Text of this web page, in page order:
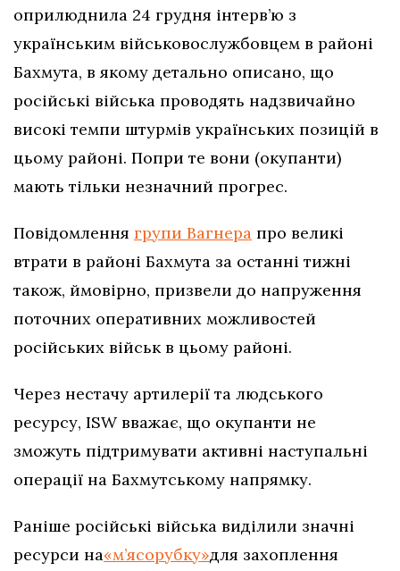
оприлюднила 24 грудня інтерв’ю з
українським військовослужбовцем в районі
Бахмута, в якому детально описано, що
російські війська проводять надзвичайно
високі темпи штурмів українських позицій в
цьому районі. Попри те вони (окупанти)
мають тільки незначний прогрес.
Повідомлення групи Вагнера про великі
втрати в районі Бахмута за останні тижні
також, ймовірно, призвели до напруження
поточних оперативних можливостей
російських військ в цьому районі.
Через нестачу артилерії та людського
ресурсу, ISW вважає, що окупанти не
зможуть підтримувати активні наступальні
операції на Бахмутському напрямку.
Раніше російські війська виділили значні
ресурси на«м’ясорубку»для захоплення